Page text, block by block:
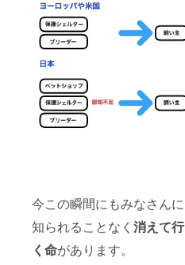
今この瞬間にもみなさんに
知られることなく 消えて行
く命があります。